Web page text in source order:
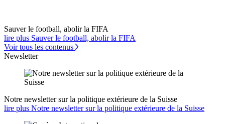
Sauver le football, abolir la FIFA
lire plus Sauver le football, abolir la FIFA
Voir tous les contenus
Newsletter
Notre newsletter sur la politique extérieure de la Suisse
lire plus Notre newsletter sur la politique extérieure de la Suisse